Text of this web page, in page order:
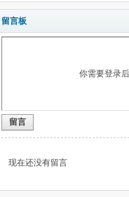
留言板
你需要登录
留言
现在还没有留言